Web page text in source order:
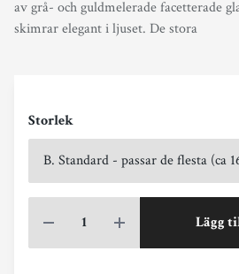
av grå- och guldmelerade facetterade
skimrar elegant i ljuset. De stora
Storlek
Lägg